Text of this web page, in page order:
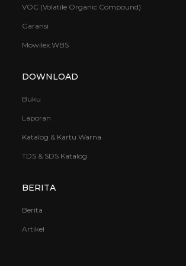
VOC (Volatile Organic Compound)
Garansi
Mowilex.WBS
DOWNLOAD
Buku
Laporan
Katalog & Kartu Warna
TDS & SDS Katalog
BERITA
Berita
Artikel